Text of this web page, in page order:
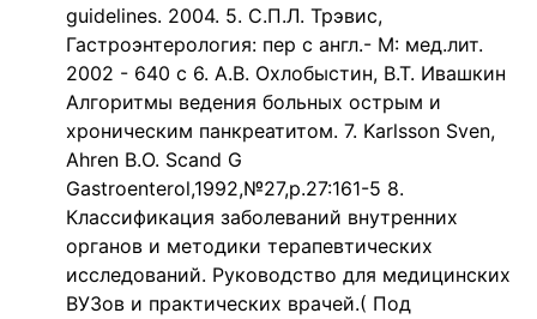
guidelines. 2004. 5. С.П.Л. Трэвис,
Гастроэнтерология: пер с англ.- М: мед.лит.
2002 - 640 с 6. А.В. Охлобыстин, В.Т. Ивашкин
Алгоритмы ведения больных острым и
хроническим панкреатитом. 7. Karlsson Sven,
Ahren B.O. Scand G
Gastroenterol,1992,№27,p.27:161-5 8.
Классификация заболеваний внутренних
органов и методики терапевтических
исследований. Руководство для медицинских
ВУЗов и практических врачей.( Под